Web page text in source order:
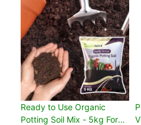
Ready to Use Organic
Potting Soil Mix - 5kg For